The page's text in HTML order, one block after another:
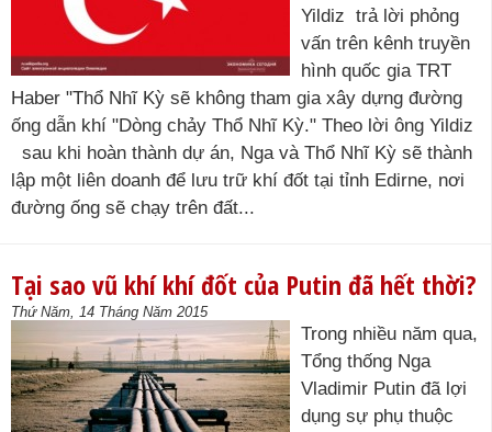
Yildiz trả lời phỏng
vấn trên kênh truyền
hình quốc gia TRT
Haber "Thổ Nhĩ Kỳ sẽ không tham gia xây dựng đường
ống dẫn khí "Dòng chảy Thổ Nhĩ Kỳ." Theo lời ông Yildiz
sau khi hoàn thành dự án, Nga và Thổ Nhĩ Kỳ sẽ thành
lập một liên doanh để lưu trữ khí đốt tại tỉnh Edirne, nơi
đường ống sẽ chạy trên đất...
Tại sao vũ khí khí đốt của Putin đã hết thời?
Thứ Năm, 14 Tháng Năm 2015
Trong nhiều năm qua,
Tổng thống Nga
Vladimir Putin đã lợi
dụng sự phụ thuộc